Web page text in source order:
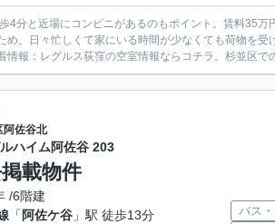
4分と近場にコンビニがあるのもポイント。賃料35
め、日々忙しくて家にいる時間が少なくても荷物を
情報：レグルス荻窪の空室情報ならコチラ。杉並区で
阿佐谷北
ハイム阿佐谷 203
載物件
/6階建
「 阿佐ケ谷 」駅 徒歩13分
バス